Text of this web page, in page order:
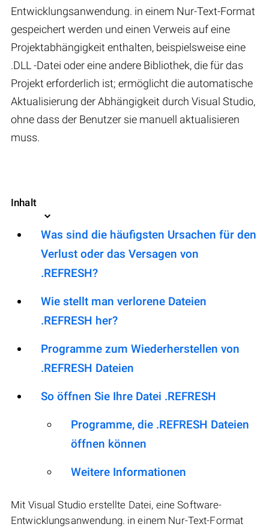
Entwicklungsanwendung. in einem Nur-Text-Format
gespeichert werden und einen Verweis auf eine
Projektabhängigkeit enthalten, beispielsweise eine
.DLL -Datei oder eine andere Bibliothek, die für das
Projekt erforderlich ist; ermöglicht die automatische
Aktualisierung der Abhängigkeit durch Visual Studio,
ohne dass der Benutzer sie manuell aktualisieren
muss.
Inhalt
Was sind die häufigsten Ursachen für den
Verlust oder das Versagen von
.REFRESH?
Wie stellt man verlorene Dateien
.REFRESH her?
Programme zum Wiederherstellen von
.REFRESH Dateien
So öffnen Sie Ihre Datei .REFRESH
Programme, die .REFRESH Dateien
öffnen können
Weitere Informationen
Mit Visual Studio erstellte Datei, eine Software-
Entwicklungsanwendung. in einem Nur-Text-Format